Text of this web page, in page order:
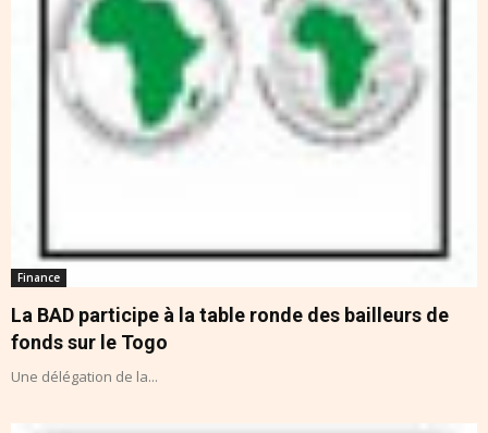
Finance
La BAD participe à la table ronde des bailleurs de
fonds sur le Togo
Une délégation de la...